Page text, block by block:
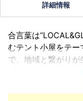
詳細情報
合言葉は
むテント小屋をテー
で、地域と繋がり
岸のオーシャンビ
約270席の大型
食材をお持ち込み頂